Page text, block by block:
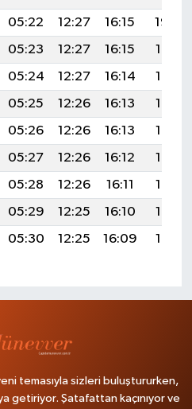
05:22 12:27 16:15
19:22
05:23 12:27 16:15
19:21
05:24 12:27 16:14
19:19
05:25 12:26 16:13
19:18
05:26 12:26 16:13
19:16
05:27 12:26 16:12
19:15
05:28 12:26 16:11
19:13
05:29 12:25 16:10
19:12
05:30 12:25 16:09 19:10
temasıyla sizleri buluştururken,
getiriyor. Şatafattan kaçınıyor ve